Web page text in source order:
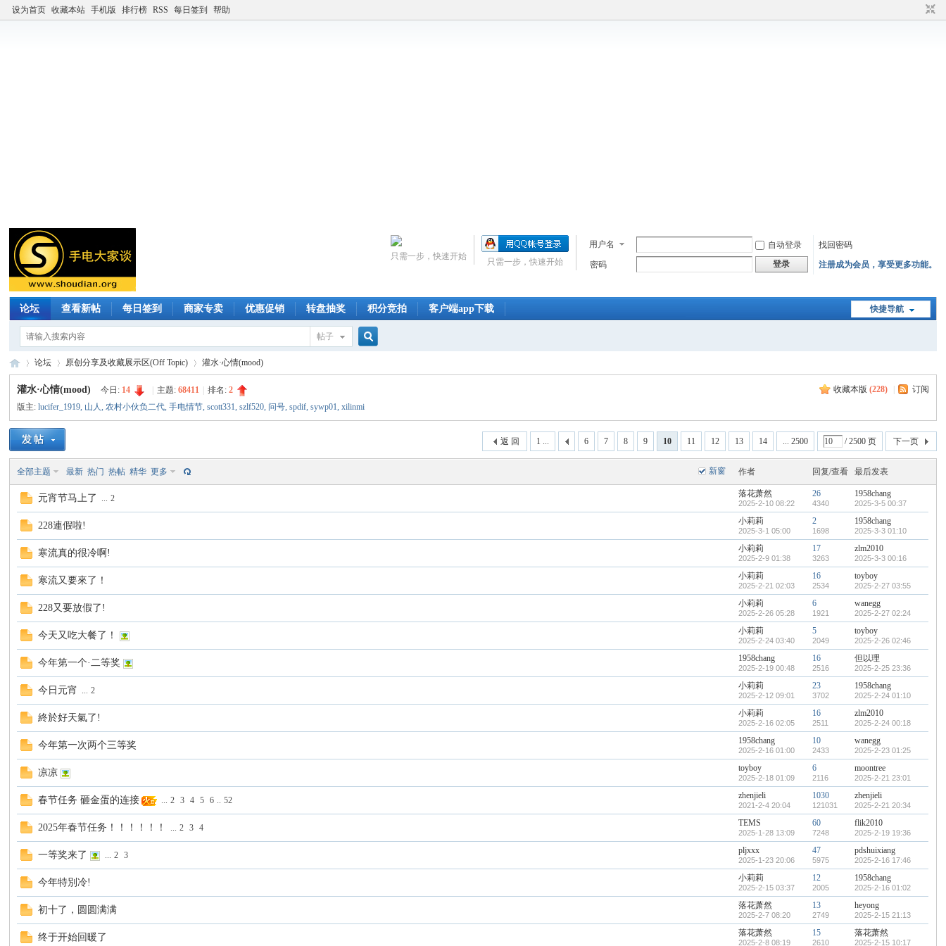
设为首页 收藏本站 手机版 排行榜 RSS 每日签到 帮助
用户名 自动登录
找回密码
密码
登录 注册成为会员，享受更多功能。
只需一步，快速开始
只需一步，快速开始
快捷导航
论坛 查看新帖 每日签到 商家专卖 优惠促销 转盘抽奖 积分竞拍 客户端app下载
帖子
手
大
»
论坛
›
原创分享及收藏展示区(Off Topic)
›
灌水·心情(mood)
收藏本版 (228) 订阅
灌水·心情(mood) 今日: 14 主题:68411 排名:2
版主:lucifer_1919, 山人,农村小伙负二代,手电情节,scott331,szlf520, 问号,spdif,sywp01,xilinmi
1 ... 6 7 8 9 10 11 12 13 14 ... 2500 / 2500 页 下一页
返 回
新窗
全部主题 最新 热门 热帖 精华 更多 作者 回复/查看 最后发表
元宵节马上了 ... 2 落花萧然
2025-2-10 08:22
26
4340
1958chang
2025-3-5 00:37
228連假啦! 小莉莉
2025-3-1 05:00
2
1698
1958chang
2025-3-3 01:10
寒流真的很冷啊! 小莉莉
2025-2-9 01:38
17
3263
zlm2010
2025-3-3 00:16
寒流又要來了！ 小莉莉
2025-2-21 02:03
16
2534
toyboy
2025-2-27 03:55
228又要放假了! 小莉莉
2025-2-26 05:28
6
1921
wanegg
2025-2-27 02:24
今天又吃大餐了！ 小莉莉
2025-2-24 03:40
5
2049
toyboy
2025-2-26 02:46
今年第一个·二等奖 1958chang
2025-2-19 00:48
16
2516
但以理
2025-2-25 23:36
今日元宵 ... 2 小莉莉
2025-2-12 09:01
23
3702
1958chang
2025-2-24 01:10
終於好天氣了! 小莉莉
2025-2-16 02:05
16
2511
zlm2010
2025-2-24 00:18
今年第一次两个三等奖 1958chang
2025-2-16 01:00
10
2433
wanegg
2025-2-23 01:25
凉凉 toyboy
2025-2-18 01:09
6
2116
moontree
2025-2-21 23:01
春节任务 砸金蛋的连接 ... 2 3 4 5 6 .. 52 zhenjieli
2021-2-4 20:04
1030
121031
zhenjieli
2025-2-21 20:34
2025年春节任务！！！！！！ ... 2 3 4 TEMS
2025-1-28 13:09
60
7248
flik2010
2025-2-19 19:36
一等奖来了 ... 2 3 pljxxx
2025-1-23 20:06
47
5975
pdshuixiang
2025-2-16 17:46
今年特別冷! 小莉莉
2025-2-15 03:37
12
2005
1958chang
2025-2-16 01:02
初十了，圆圆满满 落花萧然
2025-2-7 08:20
13
2749
heyong
2025-2-15 21:13
终于开始回暖了 落花萧然
2025-2-8 08:19
15
2610
落花萧然
2025-2-15 10:17